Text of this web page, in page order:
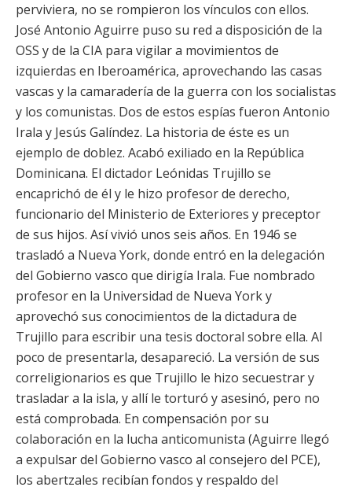
perviviera, no se rompieron los vínculos con ellos.
José Antonio Aguirre puso su red a disposición de la
OSS y de la CIA para vigilar a movimientos de
izquierdas en Iberoamérica, aprovechando las casas
vascas y la camaradería de la guerra con los socialistas
y los comunistas. Dos de estos espías fueron Antonio
Irala y Jesús Galíndez. La historia de éste es un
ejemplo de doblez. Acabó exiliado en la República
Dominicana. El dictador Leónidas Trujillo se
encaprichó de él y le hizo profesor de derecho,
funcionario del Ministerio de Exteriores y preceptor
de sus hijos. Así vivió unos seis años. En 1946 se
trasladó a Nueva York, donde entró en la delegación
del Gobierno vasco que dirigía Irala. Fue nombrado
profesor en la Universidad de Nueva York y
aprovechó sus conocimientos de la dictadura de
Trujillo para escribir una tesis doctoral sobre ella. Al
poco de presentarla, desapareció. La versión de sus
correligionarios es que Trujillo le hizo secuestrar y
trasladar a la isla, y allí le torturó y asesinó, pero no
está comprobada. En compensación por su
colaboración en la lucha anticomunista (Aguirre llegó
a expulsar del Gobierno vasco al consejero del PCE),
los abertzales recibían fondos y respaldo del